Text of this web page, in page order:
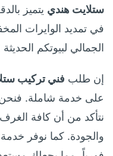
ستلايت هندي يتميز
في تمديد الوايرات
الجمالي لبيوتكم
إن طلب فني تركيب
على خدمة شاملة.
نتأكد من أن كافة
والجودة. كما نوفر خدمة